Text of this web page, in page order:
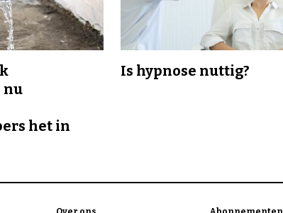
nu
het in
Is hypnose nuttig?